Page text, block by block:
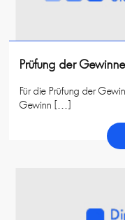
Prüfung der
Für die Prüfung der
Gewinn […]